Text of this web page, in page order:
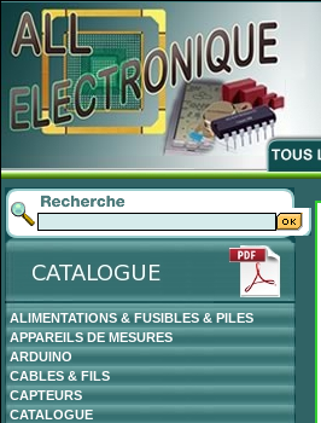
ALIMENTATIONS & FUSIBLES & PILES
APPAREILS DE MESURES
ARDUINO
CABLES & FILS
CAPTEURS
CATALOGUE